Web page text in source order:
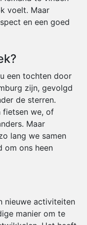
voelt. Maar
en een goed
een tochten door
zijn, gevolgd
de sterren.
fietsen we, of
Maar
lang we samen
om ons heen
nieuwe activiteiten
manier om te